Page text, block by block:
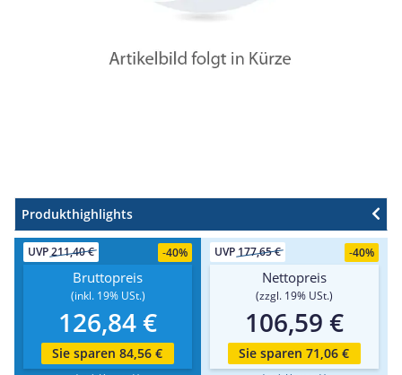
Produkthighlights
UVP211,40 € -40%
Bruttopreis
(inkl. 19% USt.)
126,84 €
Sie sparen 84,56 €
UVP 177,65 € -40%
Nettopreis
(zzgl. 19% USt.)
106,59 €
Sie sparen 71,06 €